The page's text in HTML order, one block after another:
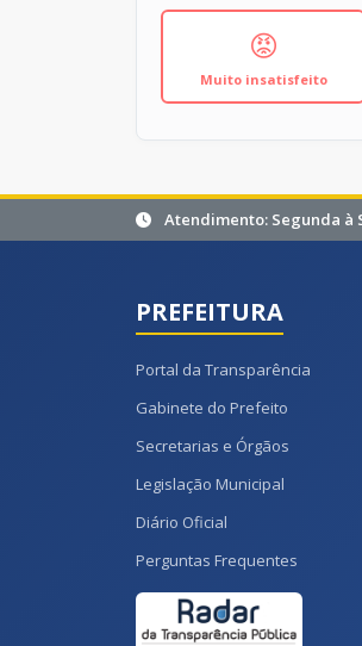
😡
Muito insatisfeito
Atendimento: Segunda à
PREFEITURA
Portal da Transparência
Gabinete do Prefeito
Secretarias e Órgãos
Legislação Municipal
Diário Oficial
Perguntas Frequentes